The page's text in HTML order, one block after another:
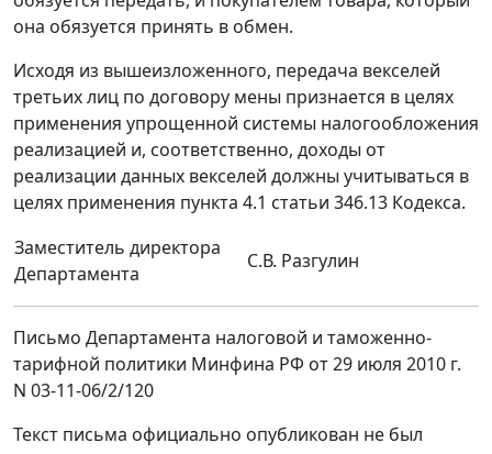
она обязуется принять в обмен.
Исходя из вышеизложенного, передача векселей
третьих лиц по договору мены признается в целях
применения упрощенной системы налогообложения
реализацией и, соответственно, доходы от
реализации данных векселей должны учитываться в
целях применения пункта 4.1 статьи 346.13 Кодекса.
Заместитель директора
Департамента
С.В. Разгулин
Письмо Департамента налоговой и таможенно-
тарифной политики Минфина РФ от 29 июля 2010 г.
N 03-11-06/2/120
Текст письма официально опубликован не был